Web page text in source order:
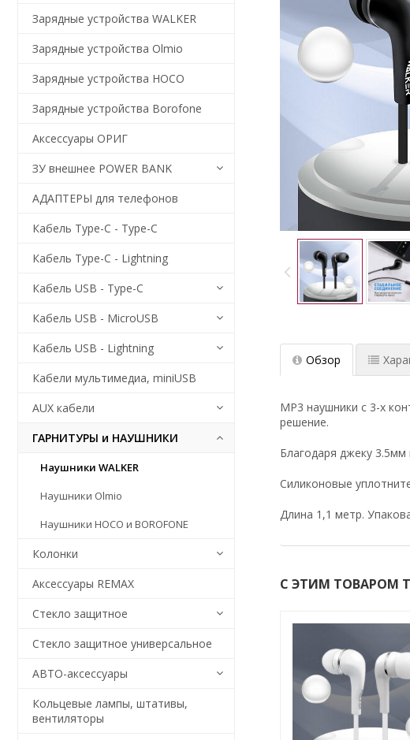
Обзор
MP3 наушники с 3-х
решение.
Благодаря джеку
Силиконовые
Длина 1,1 метр.
С ЭТИМ ТОВАРОМ
Зарядные устройства WALKER
Зарядные устройства Olmio
Зарядные устройства HOCO
Зарядные устройства Borofone
Аксессуары ОРИГ
ЗУ внешнее POWER BANK
АДАПТЕРЫ для телефонов
Кабель Type-C - Type-C
Кабель Type-C - Lightning
Кабель USB - Type-C
Кабель USB - MicroUSB
Кабель USB - Lightning
Кабели мультимедиа, miniUSB
AUX кабели
ГАРНИТУРЫ и НАУШНИКИ
Наушники WALKER
Наушники Olmio
Наушники HOCO и BOROFONE
Колонки
Аксессуары REMAX
Стекло защитное
Стекло защитное универсальное
АВТО-аксессуары
Кольцевые лампы, штативы,
вентиляторы